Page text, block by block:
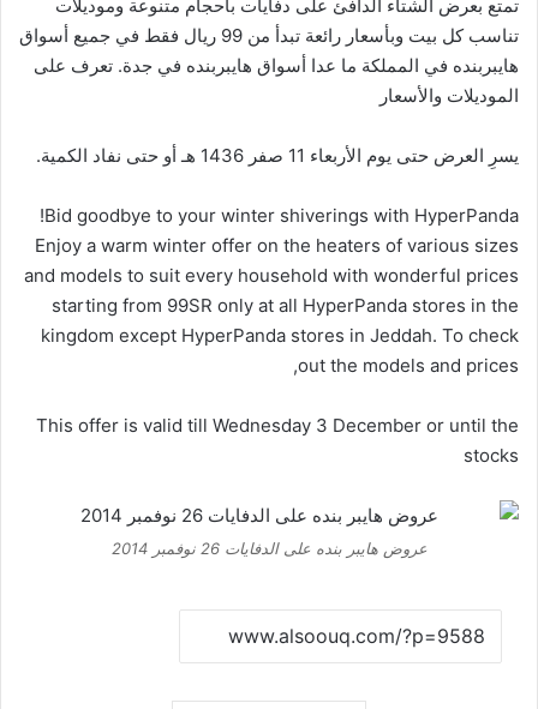
تمتع بعرض الشتاء الدافئ على دفايات بأحجام متنوعة وموديلات
تناسب كل بيت وبأسعار رائعة تبدأ من 99 ريال فقط في جميع أسواق
هايبربنده في المملكة ما عدا أسواق هايبربنده في جدة. تعرف على
الموديلات والأسعار
يسرِ العرض حتى يوم الأربعاء 11 صفر 1436 هـ أو حتى نفاد الكمية.
Bid goodbye to your winter shiverings with HyperPanda!
Enjoy a warm winter offer on the heaters of various sizes
and models to suit every household with wonderful prices
starting from 99SR only at all HyperPanda stores in the
kingdom except HyperPanda stores in Jeddah. To check
out the models and prices,
This offer is valid till Wednesday 3 December or until the
stocks
عروض هايبر بنده على الدفايات 26 نوفمبر 2014